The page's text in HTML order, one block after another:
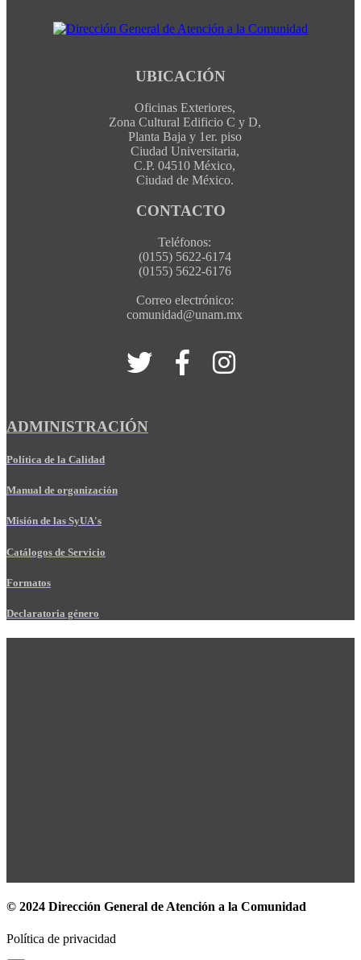
UBICACIÓN
Oficinas Exteriores,
Zona Cultural Edificio C y D,
Planta Baja y 1er. piso
Ciudad Universitaria,
C.P. 04510 México,
Ciudad de México.
CONTACTO
Teléfonos:
(0155) 5622-6174
(0155) 5622-6176
Correo electrónico:
comunidad@unam.mx
ADMINISTRACIÓN
Política de la Calidad
Manual de organización
Misión de las SyUA's
Catálogos de Servicio
Formatos
Declaratoria género
© 2024 Dirección General de Atención a la Comunidad
Política de privacidad